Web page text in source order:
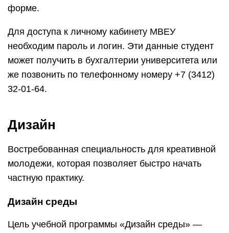
форме.
Для доступа к личному кабинету МВЕУ
необходим пароль и логин. Эти данные студент
может получить в бухгалтерии университета или
же позвонить по телефонному номеру +7 (3412)
32-01-64.
Дизайн
Востребованная специальность для креативной
молодежи, которая позволяет быстро начать
частную практику.
Дизайн среды
Цель учебной программы «Дизайн среды» —